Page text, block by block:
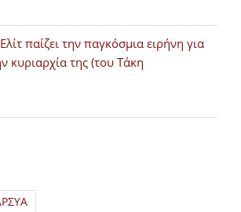
παίζει την παγκόσμια ειρήνη για
κυριαρχία της (του Τάκη